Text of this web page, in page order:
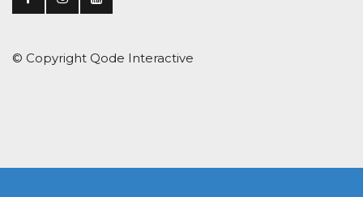
© Copyright Qode Interactive